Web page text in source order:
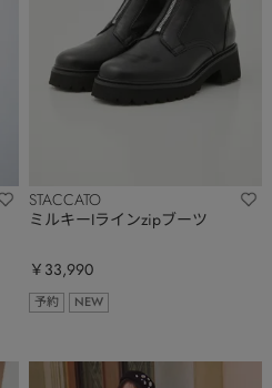
STACCATO
ミルキーIラインzipブーツ
￥33,990
予約 NEW